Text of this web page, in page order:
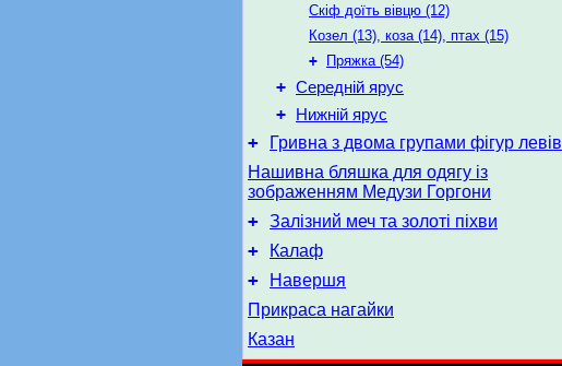
Скіф доїть вівцю (12)
Козел (13), коза (14), птах (15)
+
Пряжка (54)
+ Середній ярус
+ Нижній ярус
+
Гривна з двома групами фігур левів
Нашивна бляшка для одягу із
зображенням Медузи Горгони
+ Залізний меч та золоті піхви
+ Калаф
+
Навершя
Прикраса нагайки
Казан